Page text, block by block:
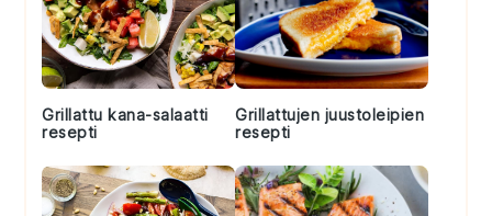
Grillattu kana-salaatti
resepti
Grillattujen juustoleipien
resepti